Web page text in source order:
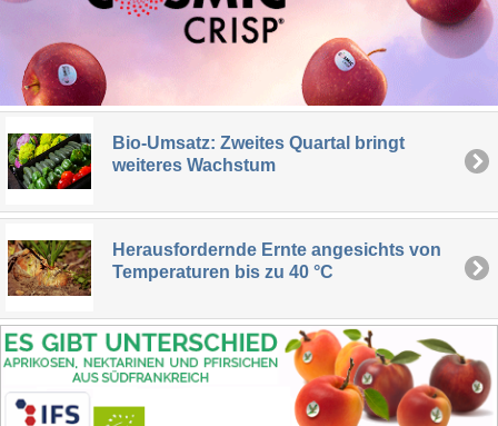
Bio-Umsatz: Zweites Quartal bringt
weiteres Wachstum
Herausfordernde Ernte angesichts von
Temperaturen bis zu 40 °C